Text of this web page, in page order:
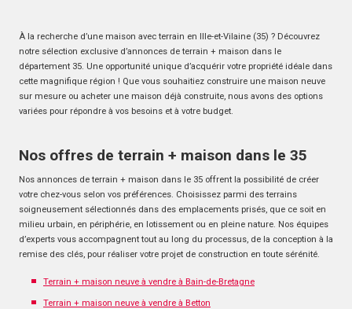
À la recherche d’une maison avec terrain en Ille-et-Vilaine (35) ? Découvrez
notre sélection exclusive d’annonces de terrain + maison dans le
département 35. Une opportunité unique d’acquérir votre propriété idéale dans
cette magnifique région ! Que vous souhaitiez construire une maison neuve
sur mesure ou acheter une maison déjà construite, nous avons des options
variées pour répondre à vos besoins et à votre budget.
Nos offres de terrain + maison dans le 35
Nos annonces de terrain + maison dans le 35 offrent la possibilité de créer
votre chez-vous selon vos préférences. Choisissez parmi des terrains
soigneusement sélectionnés dans des emplacements prisés, que ce soit en
milieu urbain, en périphérie, en lotissement ou en pleine nature. Nos équipes
d’experts vous accompagnent tout au long du processus, de la conception à la
remise des clés, pour réaliser votre projet de construction en toute sérénité.
Terrain + maison neuve à vendre à Bain-de-Bretagne
Terrain + maison neuve à vendre à Betton